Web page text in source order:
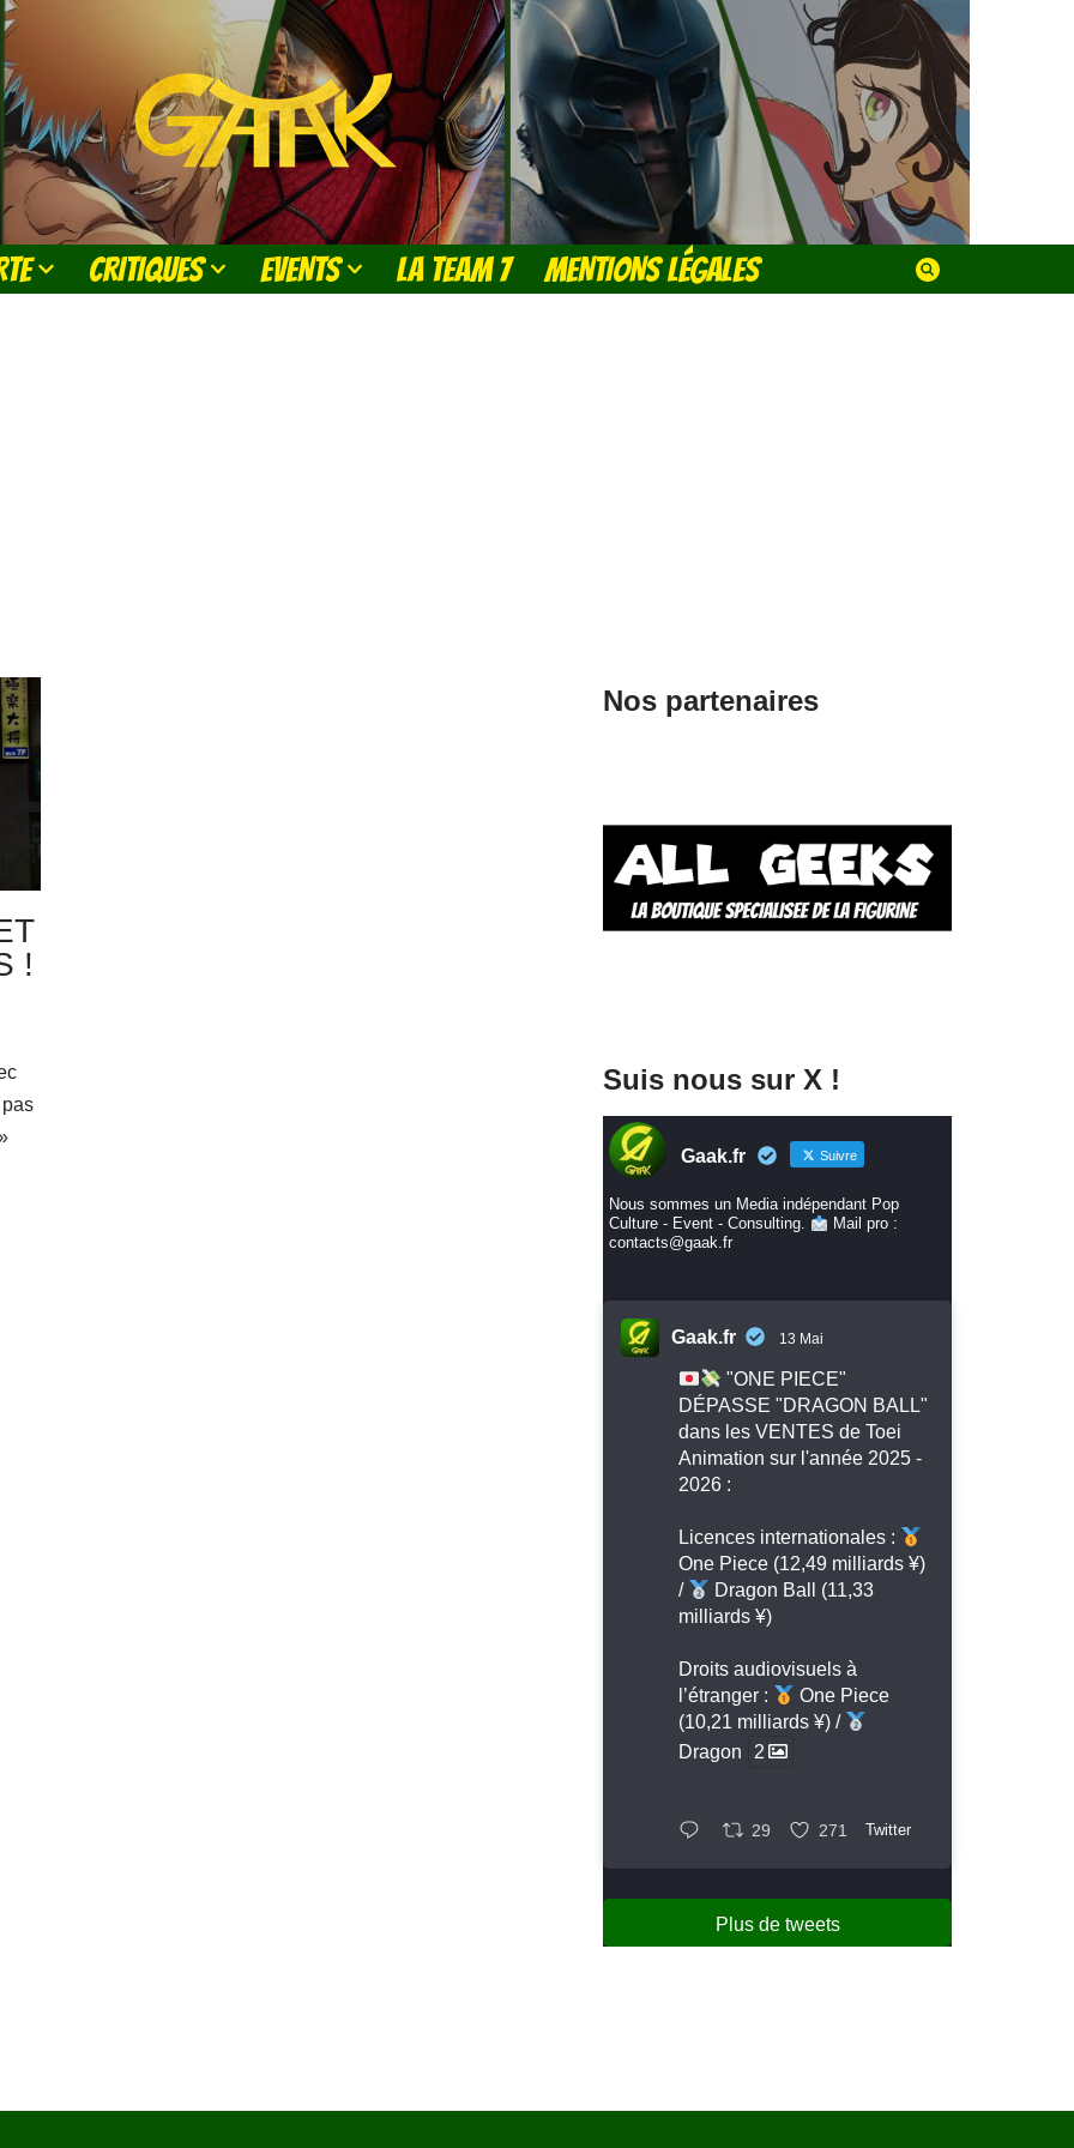
CRITIQUES EVENTS LA TEAM 7 MENTIONS LÉGALES
!
Nos partenaires
Suis nous sur X !
Gaak.fr Suivre
Nous sommes un Media indépendant Pop
Culture - Event - Consulting.
Mail pro :
contacts@gaak.fr
Gaak.fr 13 Mai
"ONE PIECE"
DÉPASSE "DRAGON BALL"
dans les VENTES de Toei
Animation sur l'année 2025 -
2026 :
Licences internationales :
One Piece (12,49 milliards ¥)
/
Dragon Ball (11,33
milliards ¥)
Droits audiovisuels à
l’étranger :
One Piece
(10,21 milliards ¥) /
Dragon
2
29 271 Twitter
Plus de tweets